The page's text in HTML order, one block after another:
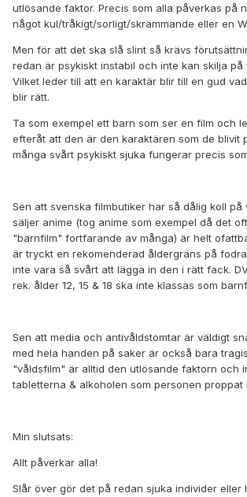
utlösande faktor. Precis som alla påverkas på
något kul/tråkigt/sorligt/skrämmande eller en
Men för att det ska slå slint så krävs
redan är psykiskt instabil och inte kan skilja på
Vilket leder till att en karaktär blir till en gud
blir rätt.
Ta som exempel ett barn som ser en film och
efteråt att den är den karaktären som de blivit
många svårt psykiskt sjuka fungerar precis
Sen att svenska filmbutiker har så dålig koll på
säljer anime (tog anime som exempel då det
"barnfilm" fortfarande av många) är helt
är tryckt en rekomenderad åldergräns på
inte vara så svårt att lägga in den i rätt fack.
rek. ålder 12, 15 & 18 ska inte klassas som
Sen att media och antivåldstomtar är väldigt
med hela handen på saker är också bara
"våldsfilm" är alltid den utlösande faktorn och
tabletterna & alkoholen som personen proppat
Min slutsats:
Allt påverkar alla!
Slår över gör det på redan sjuka individer eller